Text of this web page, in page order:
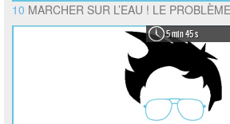
10 MARCHER SUR L’EAU ! LE
5 min 45 s